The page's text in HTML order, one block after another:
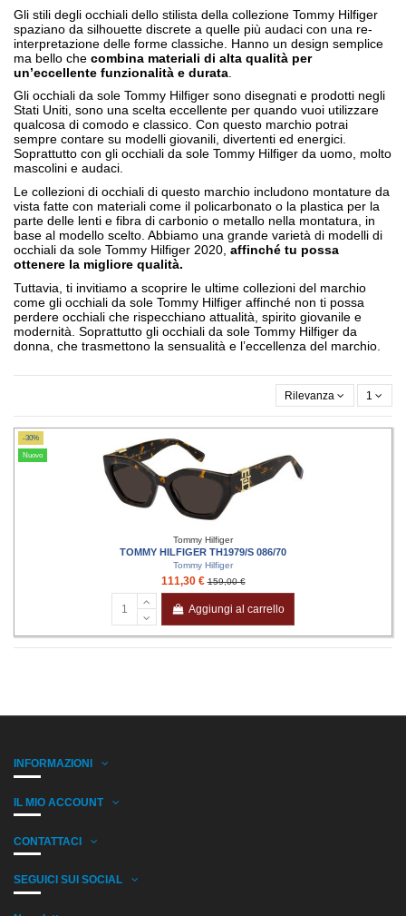
Gli stili degli occhiali dello stilista della collezione Tommy Hilfiger
spaziano da silhouette discrete a quelle più audaci con una re-
interpretazione delle forme classiche. Hanno un design semplice
ma bello che combina materiali di alta qualità per
un’eccellente funzionalità e durata
Gli occhiali da sole Tommy Hilfiger sono disegnati e prodotti negli
Stati Uniti, sono una scelta eccellente per quando vuoi utilizzare
qualcosa di comodo e classico. Con questo marchio potrai
sempre contare su modelli giovanili, divertenti ed energici.
Soprattutto con gli occhiali da sole Tommy Hilfiger da uomo, molto
mascolini e audaci.
Le collezioni di occhiali di questo marchio includono montature da
vista fatte con materiali come il policarbonato o la plastica per la
parte delle lenti e fibra di carbonio o metallo nella montatura, in
base al modello scelto. Abbiamo una grande varietà di modelli di
occhiali da sole Tommy Hilfiger 2020, affinché tu possa
ottenere la migliore qualità.
Tuttavia, ti invitiamo a scoprire le ultime collezioni del marchio
come gli occhiali da sole Tommy Hilfiger affinché non ti possa
perdere occhiali che rispecchiano attualità, spirito giovanile e
modernità. Soprattutto gli occhiali da sole Tommy Hilfiger da
donna, che trasmettono la sensualità e l’eccellenza del marchio.
Rilevanza 1
-30%
Nuovo
Tommy Hilfiger
TOMMY HILFIGER TH1979/S 086/70
Tommy Hilfiger
111,30 €159,00 €
Aggiungi al carrello
INFORMAZIONI
IL MIO ACCOUNT
CONTATTACI
SEGUICI SUI SOCIAL